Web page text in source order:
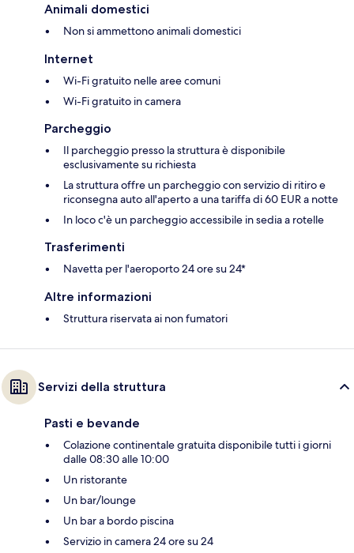
Animali domestici
Non si ammettono animali domestici
Internet
Wi-Fi gratuito nelle aree comuni
Wi-Fi gratuito in camera
Parcheggio
Il parcheggio presso la struttura è disponibile
esclusivamente su richiesta
La struttura offre un parcheggio con servizio di ritiro e
riconsegna auto all'aperto a una tariffa di 60 EUR a notte
In loco c'è un parcheggio accessibile in sedia a rotelle
Trasferimenti
Navetta per l'aeroporto 24 ore su 24*
Altre informazioni
Struttura riservata ai non fumatori
Servizi della struttura
Pasti e bevande
Colazione continentale gratuita disponibile tutti i giorni
dalle 08:30 alle 10:00
Un ristorante
Un bar/lounge
Un bar a bordo piscina
Servizio in camera 24 ore su 24